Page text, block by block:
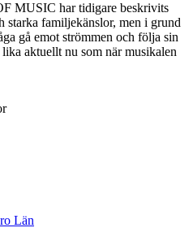
MUSIC har tidigare beskrivits
starka familjekänslor, men i grund
gå emot strömmen och följa sin
aktuellt nu som när musikalen